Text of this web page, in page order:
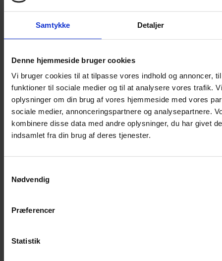
Samtykke Detaljer
Denne hjemmeside bruger cookies
Vi bruger cookies til at tilpasse vores indhold og annoncer,
funktioner til sociale medier og til at analysere vores trafik.
oplysninger om din brug af vores hjemmeside med vores
sociale medier, annonceringspartnere og analysepartnere.
kombinere disse data med andre oplysninger, du har givet
indsamlet fra din brug af deres tjenester.
Nødvendig
Præferencer
Statistik
Bure
Kaninbur
Rottebur
Marsvinebur
Løbegård
Overdækning løbegård
Indretning til bure